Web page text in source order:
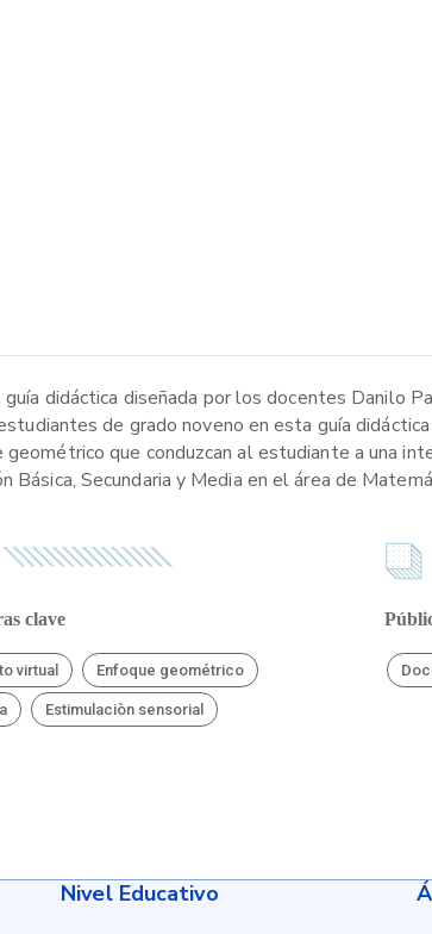
didáctica diseñada por los docentes Danilo
de grado noveno en esta guía
que conduzcan al estudiante a una
Secundaria y Media en el área de
clave
virtual Enfoque geométrico
Estimulaciòn sensorial
Nivel Educativo